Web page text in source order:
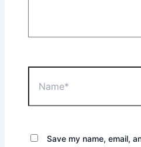
Save my name, email,